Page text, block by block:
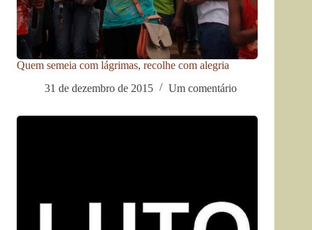
Quem semeia com lágrimas, recolhe com alegria
31 de dezembro de 2015
Um comentário